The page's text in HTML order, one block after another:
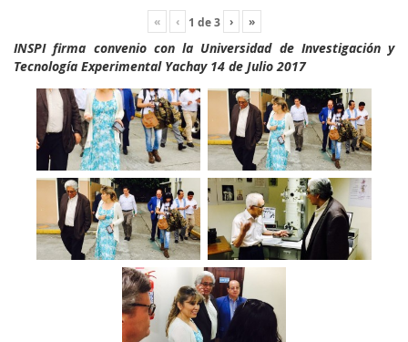
« ‹ 1 de3 › »
INSPI firma convenio con la Universidad de Investigación y
Tecnología Experimental Yachay 14 de Julio 2017